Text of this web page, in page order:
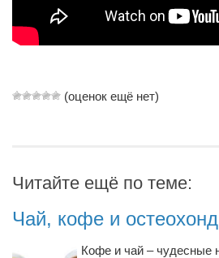
городская
(оценок ещё нет)
Читайте ещё по теме:
Чай, кофе и
Кофе и чай – чудесные